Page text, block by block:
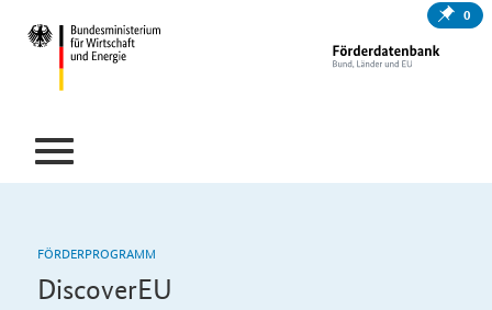
0
FÖRDERPROGRAMM
DiscoverEU